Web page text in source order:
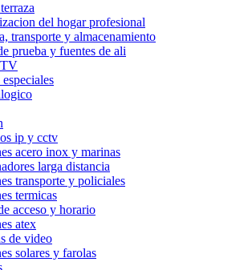
del hogar profesional
transporte y almacenamiento
prueba y fuentes de ali
especiales
ip y cctv
acero inox y marinas
larga distancia
transporte y policiales
termicas
acceso y horario
atex
de video
solares y farolas